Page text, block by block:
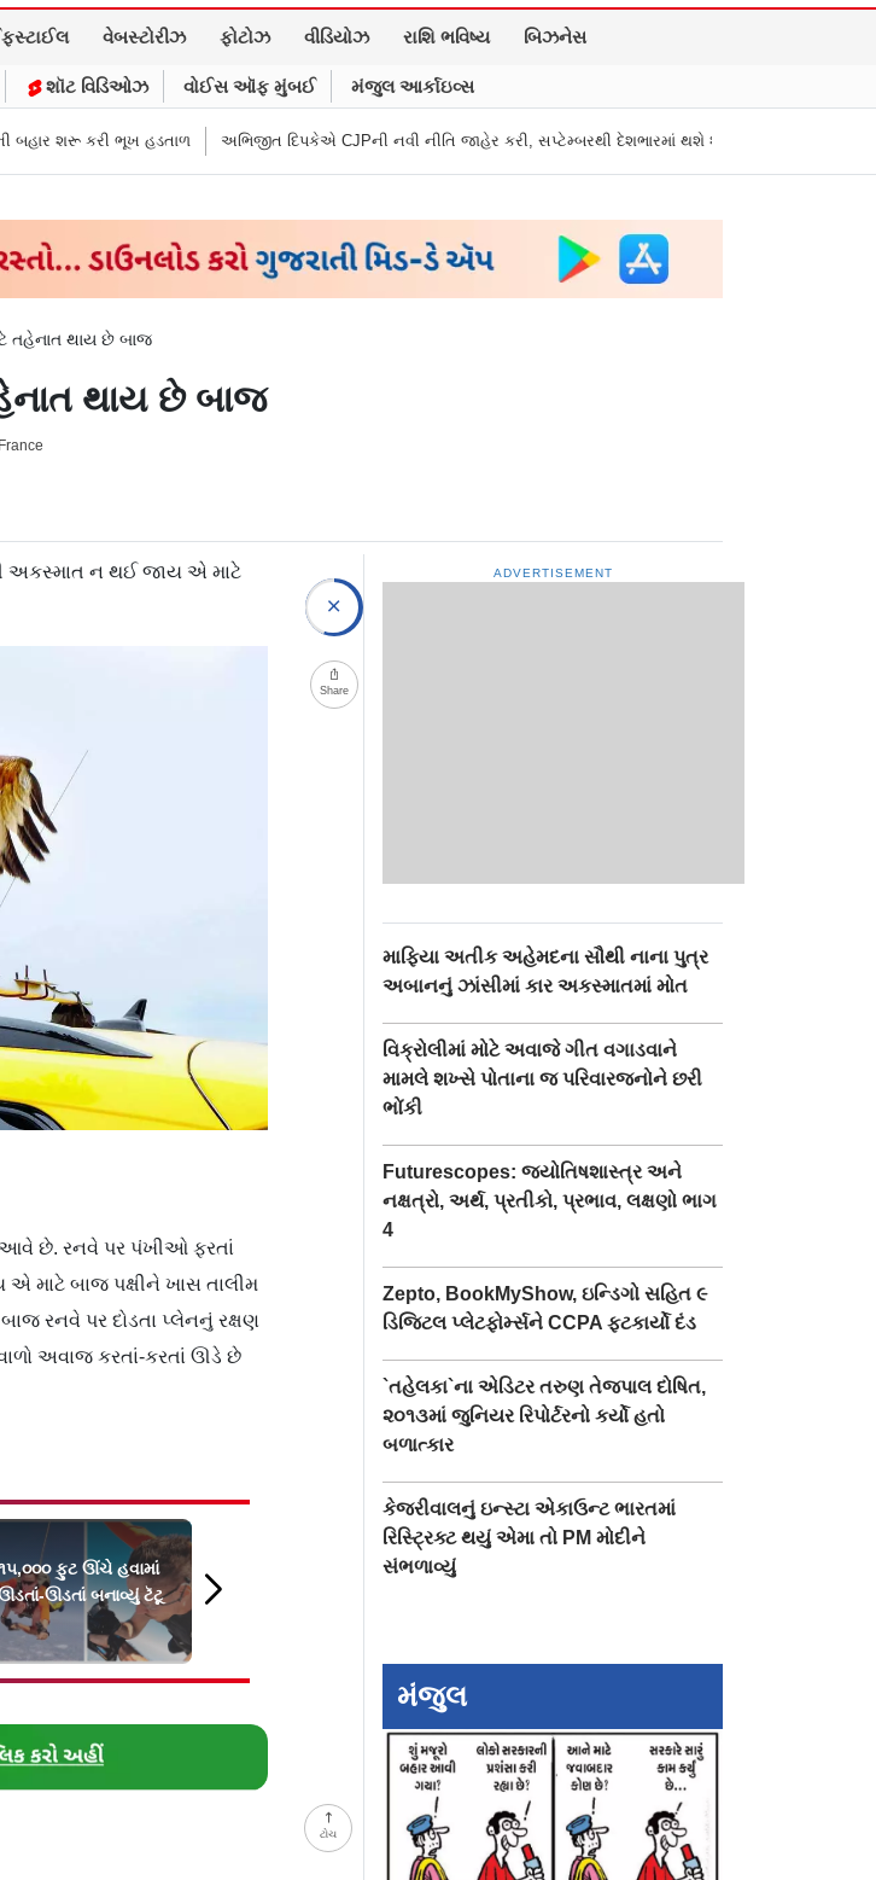
વેબસ્ટોરીઝ ફોટોઝ વીડિયોઝ રાશિ ભવિષ્ય બિઝનેસ
શૉટ વિડિઓઝ વોઈસ ઑફ મુંબઈ મંજુલ આર્કાઇવ્સ
હડતાળ અભિજીત દિપકેએ CJPની નવી નીતિ જાહેર કરી, સપ્ટેમ્બરથી દેશભારમાં થશે શરૂ તુકારામ મુંઢે On Fire: "સરકારી
થાય છે બાજ
થાય છે બાજ
ટોચ
અકસ્માત ન થઈ જાય એ માટે
આવે છે. રનવે પર પંખીઓ ફરતાં
માટે બાજ પક્ષીને ખાસ તાલીમ
રનવે પર દોડતા પ્લેનનું રક્ષણ
અવાજ કરતાં-કરતાં ઊડે છે
ફુટ ઊંચે હવામાં
ઊડતાં બનાવ્યું ટૅટૂ
૧૫૦ વર્ષ પછી લાઇબ્રેરીમાં
Share
ADVERTISEMENT
માફિયા અતીક અહેમદના સૌથી નાના પુત્ર
અબાનનું ઝાંસીમાં કાર અકસ્માતમાં મોત
વિક્રોલીમાં મોટે અવાજે ગીત વગાડવાને
મામલે શખ્સે પોતાના જ પરિવારજનોને છરી
ભોંકી
Futurescopes: જ્યોતિષશાસ્ત્ર અને
નક્ષત્રો, અર્થ, પ્રતીકો, પ્રભાવ, લક્ષણો ભાગ
4
Zepto, BookMyShow, ઇન્ડિગો સહિત ૯
ડિજિટલ પ્લેટફોર્મ્સને CCPA ફટકાર્યો દંડ
`તહેલકા`ના એડિટર તરુણ તેજપાલ દોષિત,
૨૦૧૩માં જુનિયર રિપોર્ટરનો કર્યો હતો
બળાત્કાર
કેજરીવાલનું ઇન્સ્ટા એકાઉન્ટ ભારતમાં
રિસ્ટ્રિક્ટ થયું એમા તો PM મોદીને
સંભળાવ્યું
મંજુલ